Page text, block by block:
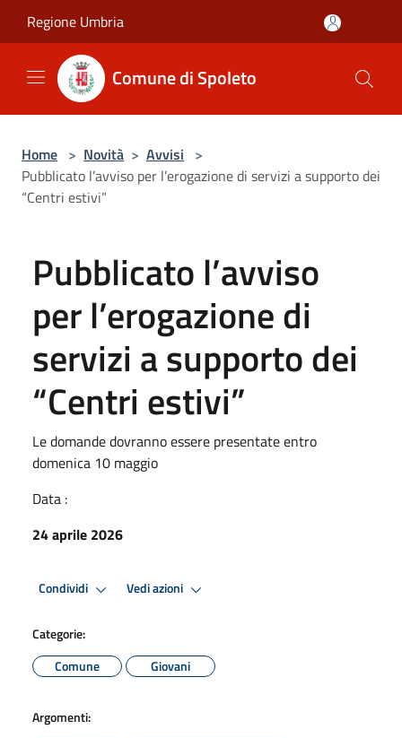
Regione Umbria
Comune di Spoleto
Home > Novità > Avvisi >
Pubblicato l’avviso per l’erogazione di servizi a supporto dei
“Centri estivi”
Pubblicato l’avviso
per l’erogazione di
servizi a supporto dei
“Centri estivi”
Le domande dovranno essere presentate entro
domenica 10 maggio
Data :
24 aprile 2026
Condividi Vedi azioni
Categorie:
Comune
Giovani
Argomenti: